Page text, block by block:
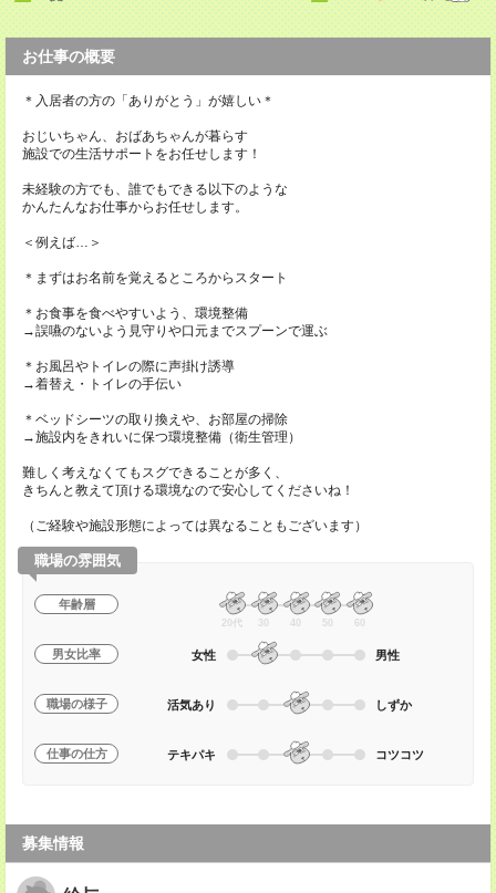
お仕事の概要
＊入居者の方の「ありがとう」が嬉しい＊
おじいちゃん、おばあちゃんが暮らす
施設での生活サポートをお任せします！
未経験の方でも、誰でもできる以下のような
かんたんなお仕事からお任せします。
＜例えば…＞
＊まずはお名前を覚えるところからスタート
＊お食事を食べやすいよう、環境整備
→誤嚥のないよう見守りや口元までスプーンで運ぶ
＊お風呂やトイレの際に声掛け誘導
→着替え・トイレの手伝い
＊ベッドシーツの取り換えや、お部屋の掃除
→施設内をきれいに保つ環境整備（衛生管理）
難しく考えなくてもスグできることが多く、
きちんと教えて頂ける環境なので安心してくださいね！
（ご経験や施設形態によっては異なることもございます）
職場の雰囲気
年齢層
20代 30 40 50 60
男女比率 女性 男性
職場の様子 活気あり しずか
仕事の仕方 テキパキ コツコツ
募集情報